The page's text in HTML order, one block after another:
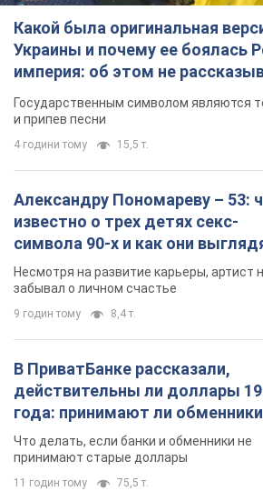
Какой была оригинальная
Украины и почему ее боялась
империя: об этом не
Государственным символом являются
и припев песни
4 години тому 15,5 т.
Александру Пономареву – 53:
известно о трех детях секс-
символа 90-х и как они
Несмотря на развитие карьеры, артист
забывал о личном счастье
9 годин тому 8,4 т.
В ПриватБанке рассказали,
действительны ли доллары
года: принимают ли
банки такие купюры
Что делать, если банки и обменники не
принимают старые доллары
11 годин тому 75,5 т.